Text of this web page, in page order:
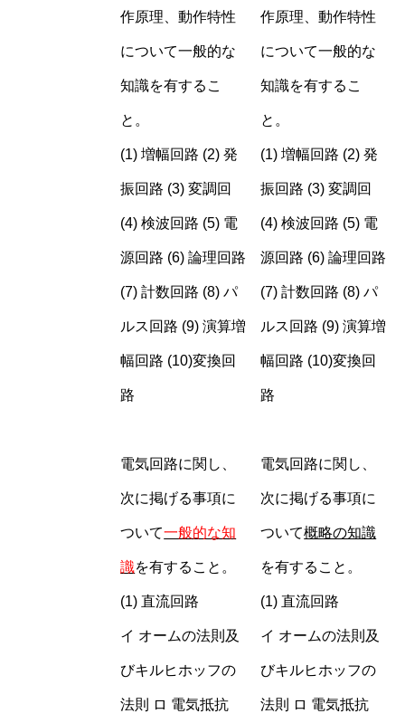
作原理、動作特性
について一般的な
知識を有するこ
と。
(1) 増幅回路 (2) 発
振回路 (3) 変調回
(4) 検波回路 (5) 電
源回路 (6) 論理回路
(7) 計数回路 (8) パ
ルス回路 (9) 演算増
幅回路 (10)変換回
路
電気回路に関し、
次に掲げる事項に
ついて一般的な知
識を有すること。
(1) 直流回路
イ オームの法則及
びキルヒホッフの
法則 ロ 電気抵抗
作原理、動作特性
について一般的な
知識を有するこ
と。
(1) 増幅回路 (2) 発
振回路 (3) 変調回
(4) 検波回路 (5) 電
源回路 (6) 論理回路
(7) 計数回路 (8) パ
ルス回路 (9) 演算増
幅回路 (10)変換回
路
電気回路に関し、
次に掲げる事項に
ついて概略の知識
を有すること。
(1) 直流回路
イ オームの法則及
びキルヒホッフの
法則 ロ 電気抵抗